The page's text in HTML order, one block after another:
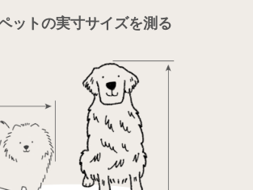
ットの実寸サイズを測る